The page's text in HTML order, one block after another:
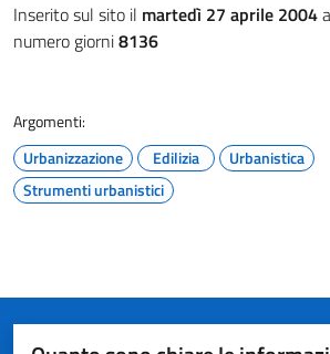
Inserito sul sito il martedì 27 aprile 2004
numero giorni8136
Argomenti:
Urbanizzazione
Edilizia
Urbanistica
Strumenti urbanistici